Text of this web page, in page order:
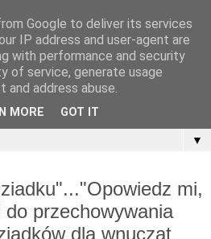
▼
mi,
przechowywania
dla wnucząt
Google to deliver its services
IP address and user-agent are
with performance and security
of service, generate usage
address abuse.
MORE GOT IT